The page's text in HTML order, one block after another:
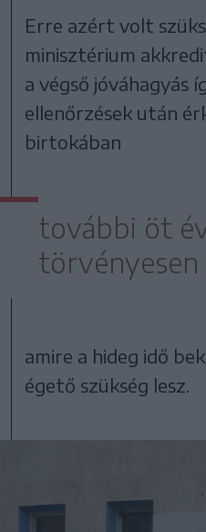
Erre azért volt
minisztérium
a végső jóváhagyás
ellenőrzések után
birtokában
további öt
törvényesen
amire a hideg idő
égető szükség lesz.